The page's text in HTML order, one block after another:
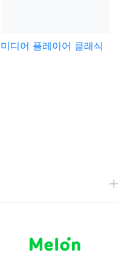
미디어 플레이어 클래식